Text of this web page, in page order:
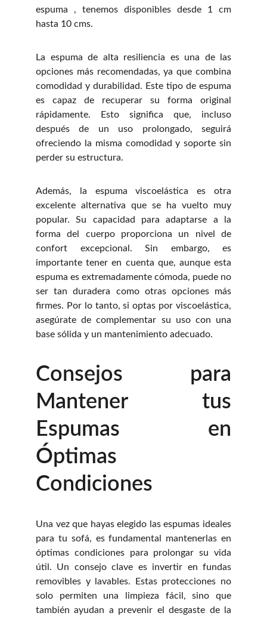
espuma , tenemos disponibles desde 1 cm
hasta 10 cms.
La espuma de alta resiliencia es una de las
opciones más recomendadas, ya que combina
comodidad y durabilidad. Este tipo de espuma
es capaz de recuperar su forma original
rápidamente. Esto significa que, incluso
después de un uso prolongado, seguirá
ofreciendo la misma comodidad y soporte sin
perder su estructura.
Además, la espuma viscoelástica es otra
excelente alternativa que se ha vuelto muy
popular. Su capacidad para adaptarse a la
forma del cuerpo proporciona un nivel de
confort excepcional. Sin embargo, es
importante tener en cuenta que, aunque esta
espuma es extremadamente cómoda, puede no
ser tan duradera como otras opciones más
firmes. Por lo tanto, si optas por viscoelástica,
asegúrate de complementar su uso con una
base sólida y un mantenimiento adecuado.
Consejos para
Mantener tus
Espumas en
Óptimas
Condiciones
Una vez que hayas elegido las espumas ideales
para tu sofá, es fundamental mantenerlas en
óptimas condiciones para prolongar su vida
útil. Un consejo clave es invertir en fundas
removibles y lavables. Estas protecciones no
solo permiten una limpieza fácil, sino que
también ayudan a prevenir el desgaste de la